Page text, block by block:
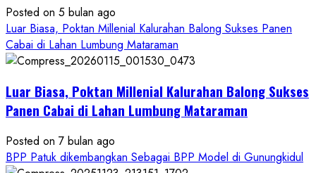
Singkong
Wujudkan
Ketahanan
Pangan
Petani
Posted on 5 bulan ago
Luar Biasa, Poktan Millenial Kalurahan Balong Sukses Panen
Cabai di Lahan Lumbung Mataraman
Luar Biasa, Poktan Millenial Kalurahan Balong Sukses
Panen Cabai di Lahan Lumbung Mataraman
Posted on 7 bulan ago
BPP Patuk dikembangkan Sebagai BPP Model di Gunungkidul